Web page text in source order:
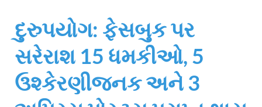
દુરુપયોગ: ફેસબુક પર
સરેરાશ 15 ધમકીઓ, 5
ઉશ્કેરણીજનક અને 3